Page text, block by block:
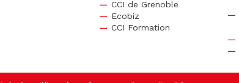
CCI de Grenoble
Ecobiz
CCI Formation